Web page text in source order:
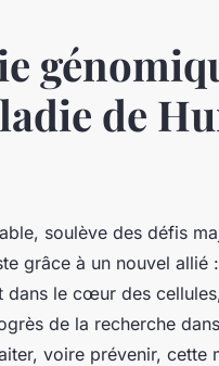
de
soulève des défis
grâce à un nouvel allié
dans le cœur des
de la recherche
voire prévenir, cette